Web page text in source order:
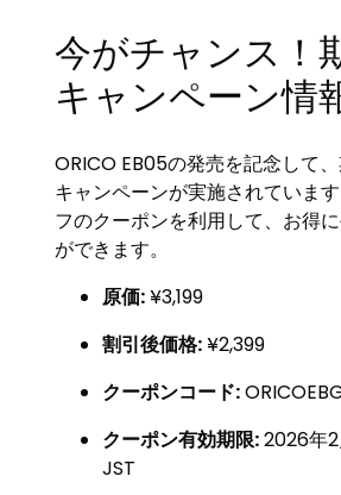
今がチャンス！
キャンペーン情
ORICO EB05の発売を記念して
キャンペーンが実施されていま
フのクーポンを利用して、お得
ができます。
原価:¥3,199
割引後価格:¥2,399
クーポンコード:
クーポン有効期限:2026年
JST